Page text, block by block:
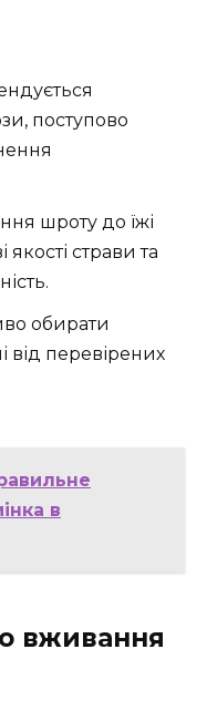
поступово
шроту до їжі
страви та
обирати
від перевірених
в
вживання